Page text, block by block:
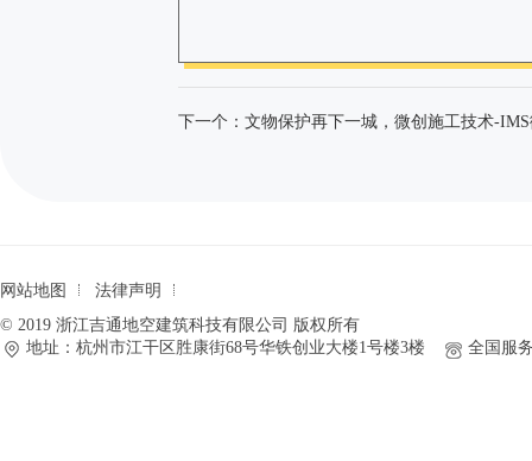
下一个：文物保护再下一城，微创施工技术-
网站地图
法律声明
© 2019 浙江吉通地空建筑科技有限公司 版权所有
地址：杭州市江干区胜康街68号华铁创业大楼1号楼3楼
全国服